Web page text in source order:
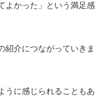
よかった」という満足感
紹介につながっていきま
うに感じられることもあ